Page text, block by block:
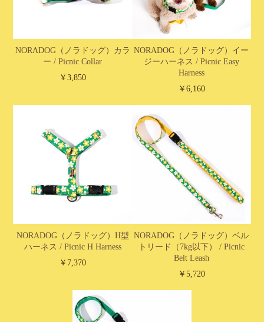
NORADOG（ノラドッグ）カラ
ー / Picnic Collar
￥3,850
NORADOG（ノラドッグ）イー
ジーハーネス / Picnic Easy
Harness
￥6,160
NORADOG（ノラドッグ）H型
ハーネス / Picnic H Harness
￥7,370
NORADOG（ノラドッグ）ベル
トリード（7kg以下） / Picnic
Belt Leash
￥5,720